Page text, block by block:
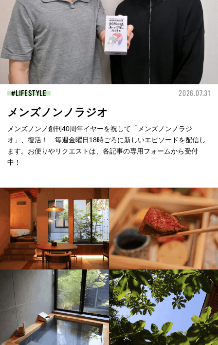
LIFESTYLE 2026.07.31
メンズノンノラジオ
メンズノンノ創刊40周年イヤーを祝して「メンズノンノラジ
オ」、復活！ 毎週金曜日18時ごろに新しいエピソードを配信し
ます。お便りやリクエストは、各記事の専用フォームから受付
中！